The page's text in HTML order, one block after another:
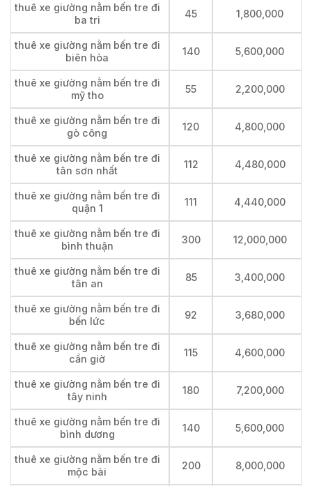
thuê xe giường nằm bến tre đi
ba tri
45 1,800,000
thuê xe giường nằm bến tre đi
biên hòa
140 5,600,000
thuê xe giường nằm bến tre đi
mỹ tho
55 2,200,000
thuê xe giường nằm bến tre đi
gò công
120 4,800,000
thuê xe giường nằm bến tre đi
tân sơn nhất
112 4,480,000
thuê xe giường nằm bến tre đi
quận 1
111 4,440,000
thuê xe giường nằm bến tre đi
bình thuận
300 12,000,000
thuê xe giường nằm bến tre đi
tân an
85 3,400,000
thuê xe giường nằm bến tre đi
bến lức
92 3,680,000
thuê xe giường nằm bến tre đi
cần giờ
115 4,600,000
thuê xe giường nằm bến tre đi
tây ninh
180 7,200,000
thuê xe giường nằm bến tre đi
bình dương
140 5,600,000
thuê xe giường nằm bến tre đi
mộc bài
200 8,000,000